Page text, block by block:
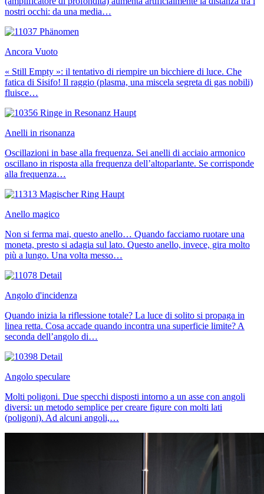
nostri occhi: da una media…
Ancora Vuoto
« Still Empty »: il tentativo di riempire un bicchiere di luce. Che
fatica di Sisifo! Il raggio (plasma, una miscela segreta di gas nobili)
fluisce…
Anelli in risonanza
Oscillazioni in base alla frequenza. Sei anelli di acciaio armonico
oscillano in risposta alla frequenza dell’altoparlante. Se corrisponde
alla frequenza…
Anello magico
Non si ferma mai, questo anello… Quando facciamo ruotare una
moneta, presto si adagia sul lato. Questo anello, invece, gira molto
più a lungo. Una volta messo…
Angolo d'incidenza
Quando inizia la riflessione totale? La luce di solito si propaga in
linea retta. Cosa accade quando incontra una superficie limite? A
seconda dell’angolo di…
Angolo speculare
Molti poligoni. Due specchi disposti intorno a un asse con angoli
diversi: un metodo semplice per creare figure con molti lati
(poligoni). Ad alcuni angoli,…